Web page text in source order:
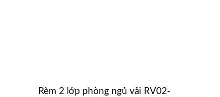
Rèm 2 lớp phòng ngủ vải RV02-